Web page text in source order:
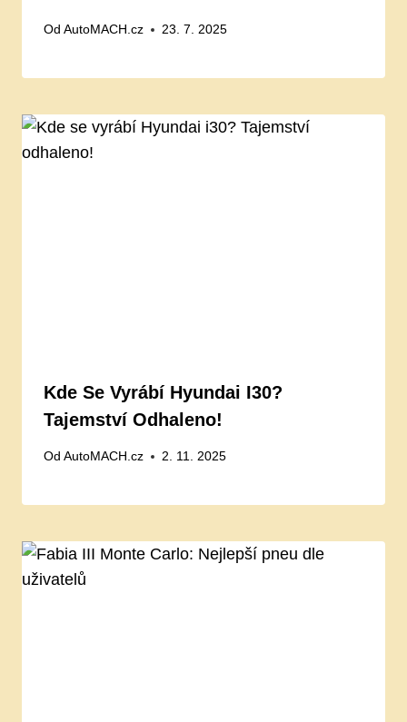
Od AutoMACH.cz 23. 7. 2025
Kde Se Vyrábí Hyundai I30?
Tajemství Odhaleno!
Od AutoMACH.cz 2. 11. 2025